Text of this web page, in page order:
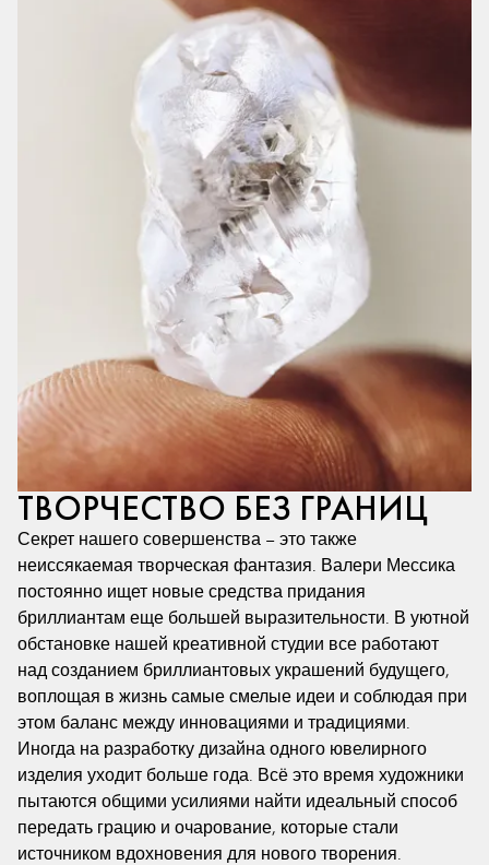
ТВОРЧЕСТВО БЕЗ ГРАНИЦ
Секрет нашего совершенства – это также
неиссякаемая творческая фантазия. Валери Мессика
постоянно ищет новые средства придания
бриллиантам еще большей выразительности. В уютной
обстановке нашей креативной студии все работают
над созданием бриллиантовых украшений будущего,
воплощая в жизнь самые смелые идеи и соблюдая при
этом баланс между инновациями и традициями.
Иногда на разработку дизайна одного ювелирного
изделия уходит больше года. Всё это время художники
пытаются общими усилиями найти идеальный способ
передать грацию и очарование, которые стали
источником вдохновения для нового творения.